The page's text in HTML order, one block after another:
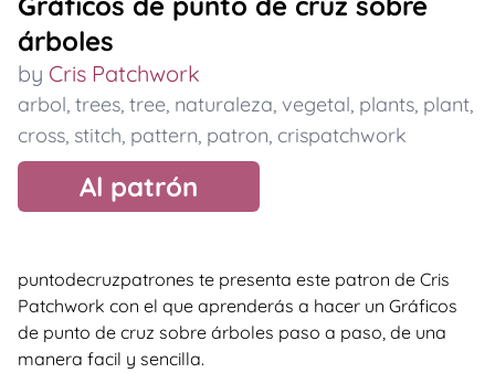
árboles
by Cris Patchwork
arbol, trees, tree, naturaleza, vegetal, plants, plant,
cross, stitch, pattern, patron, crispatchwork
Al patrón
puntodecruzpatrones te presenta este patron de Cris
Patchwork con el que aprenderás a hacer un Gráficos
de punto de cruz sobre árboles paso a paso, de una
manera facil y sencilla.